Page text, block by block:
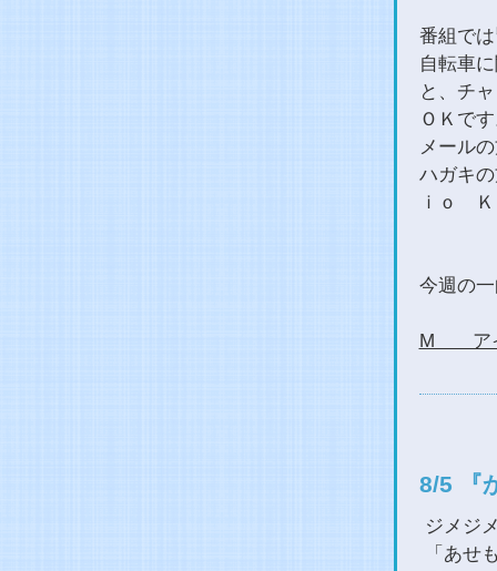
番組で
自転車
と、チ
ＯＫで
メール
ハガキ
ｉｏ Ｋ
今週の
M ア
8/5 『
ジメジ
「あせ